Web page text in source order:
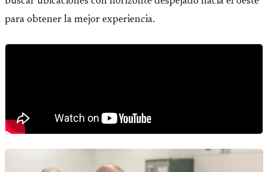
para obtener la mejor experiencia.